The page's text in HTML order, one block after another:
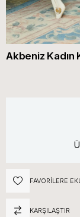
Akbeniz Kadın
FAVORILERE
KARŞILAŞTIR